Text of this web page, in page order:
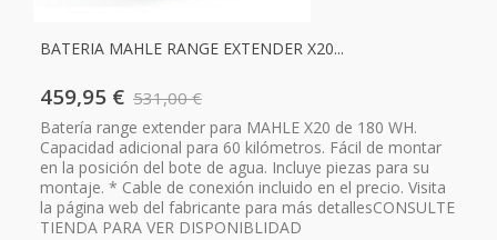
BATERIA MAHLE RANGE EXTENDER X20...
459,95 € 531,00 €
Batería range extender para MAHLE X20 de 180 WH.
Capacidad adicional para 60 kilómetros. Fácil de montar
en la posición del bote de agua. Incluye piezas para su
montaje. * Cable de conexión incluido en el precio. Visita
la página web del fabricante para más detallesCONSULTE
TIENDA PARA VER DISPONIBLIDAD